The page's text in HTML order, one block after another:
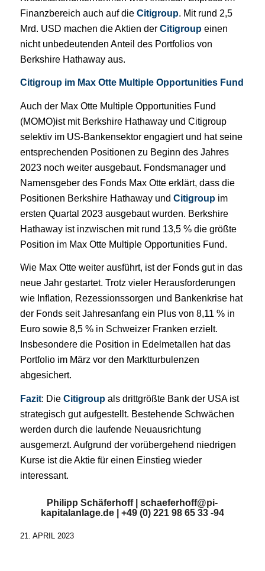
Finanzbereich auch auf die Citigroup. Mit rund 2,5
Mrd. USD machen die Aktien der Citigroupeinen
nicht unbedeutenden Anteil des Portfolios von
Berkshire Hathaway aus.
Citigroup im Max Otte Multiple Opportunities Fund
Auch der Max Otte Multiple Opportunities Fund
(MOMO)ist mit Berkshire Hathaway und Citigroup
selektiv im US-Bankensektor engagiert und hat seine
entsprechenden Positionen zu Beginn des Jahres
2023 noch weiter ausgebaut. Fondsmanager und
Namensgeber des Fonds Max Otte erklärt, dass die
Positionen Berkshire Hathaway und Citigroupim
ersten Quartal 2023 ausgebaut wurden. Berkshire
Hathaway ist inzwischen mit rund 13,5 % die größte
Position im Max Otte Multiple Opportunities Fund.
Wie Max Otte weiter ausführt, ist der Fonds gut in das
neue Jahr gestartet. Trotz vieler Herausforderungen
wie Inflation, Rezessionssorgen und Bankenkrise hat
der Fonds seit Jahresanfang ein Plus von 8,11 % in
Euro sowie 8,5 % in Schweizer Franken erzielt.
Insbesondere die Position in Edelmetallen hat das
Portfolio im März vor den Marktturbulenzen
abgesichert.
Fazit: Die Citigroupals drittgrößte Bank der USA ist
strategisch gut aufgestellt. Bestehende Schwächen
werden durch die laufende Neuausrichtung
ausgemerzt. Aufgrund der vorübergehend niedrigen
Kurse ist die Aktie für einen Einstieg wieder
interessant.
Philipp Schäferhoff |schaeferhoff@pi-
kapitalanlage.de| +49 (0) 221 98 65 33 -94
21. APRIL 2023